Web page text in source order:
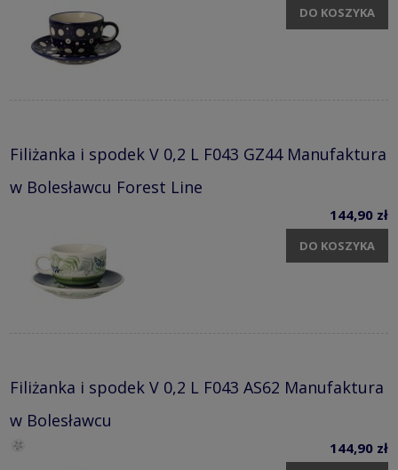
DO KOSZYKA
Filiżanka i spodek V 0,2 L F043 GZ44 Manufaktura
w Bolesławcu Forest Line
144,90 zł
DO KOSZYKA
Filiżanka i spodek V 0,2 L F043 AS62 Manufaktura
w Bolesławcu
144,90 zł